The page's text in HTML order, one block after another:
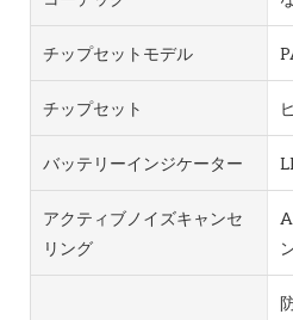
チップセットモデル
チップセット
バッテリーインジケーター
アクティブノイズキャンセ
リング